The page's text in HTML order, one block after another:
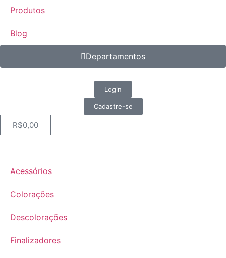
Produtos
Blog
Departamentos
Login
Cadastre-se
R$0,00
Acessórios
Colorações
Descolorações
Finalizadores